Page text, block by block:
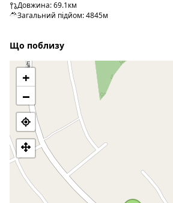
Довжина: 69.1км
Загальний підйом: 4845м
Що поблизу
+
−